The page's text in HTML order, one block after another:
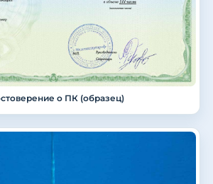
о ПК (образец)